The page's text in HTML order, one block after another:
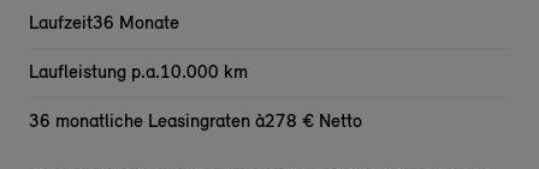
Laufzeit36 Monate
Laufleistung p.a.10.000 km
36 monatliche Leasingraten à278 € Netto